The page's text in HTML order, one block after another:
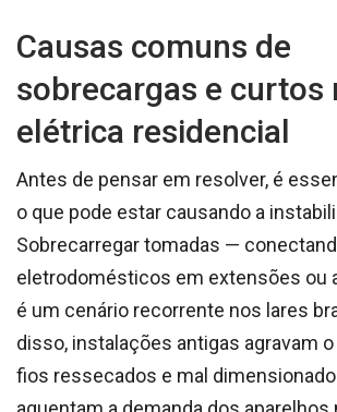
Causas comuns de
sobrecargas e curtos
elétrica residencial
Antes de pensar em resolver, é
o que pode estar causando a
Sobrecarregar tomadas —
eletrodomésticos em extensões ou
é um cenário recorrente nos lares
disso, instalações antigas agravam o
fios ressecados e mal